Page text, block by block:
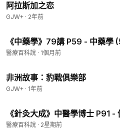
阿拉斯加之恋
GJW+ · 2年前
《中藥學》79講 P59 - 中藥學
醫療百科說 · 1個月前
非洲故事：豹戰俱樂部
GJW+ · 1年前
《針灸大成》中醫學博士 P91 -
醫療百科說 · 2星期前